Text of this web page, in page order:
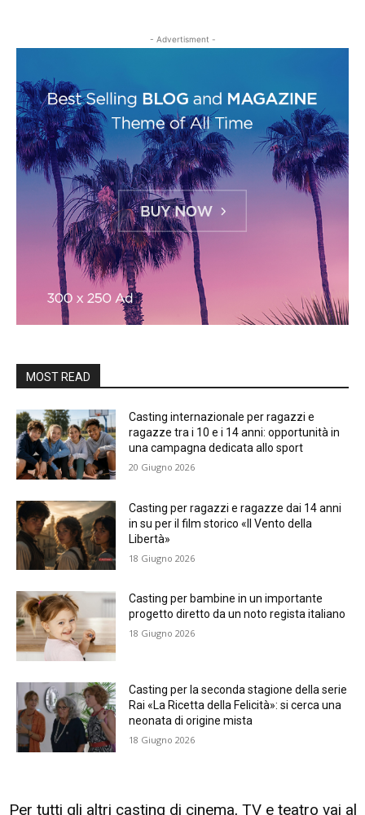
- Advertisment -
MOST READ
Casting internazionale per ragazzi e
ragazze tra i 10 e i 14 anni: opportunità in
una campagna dedicata allo sport
20 Giugno 2026
Casting per ragazzi e ragazze dai 14 anni
in su per il film storico «Il Vento della
Libertà»
18 Giugno 2026
Casting per bambine in un importante
progetto diretto da un noto regista italiano
18 Giugno 2026
Casting per la seconda stagione della serie
Rai «La Ricetta della Felicità»: si cerca una
neonata di origine mista
18 Giugno 2026
Per tutti gli altri casting di cinema, TV e teatro vai al